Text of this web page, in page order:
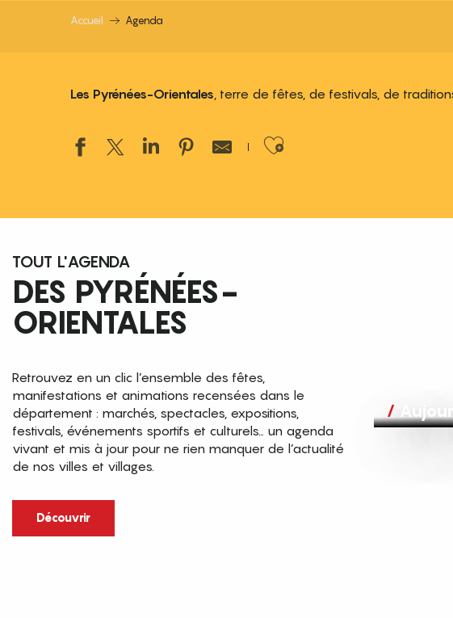
Accueil Agenda
Les Pyrénées-Orientales, terre de fêtes, de festivals, de
Ajouter aux
TOUT L'AGENDA
DES PYRÉNÉES-
ORIENTALES
Retrouvez en un clic l’ensemble des fêtes,
manifestations et animations recensées dans le
département : marchés, spectacles, expositions,
festivals, événements sportifs et culturels… un agenda
vivant et mis à jour pour ne rien manquer de l’actualité
de nos villes et villages.
Découvrir